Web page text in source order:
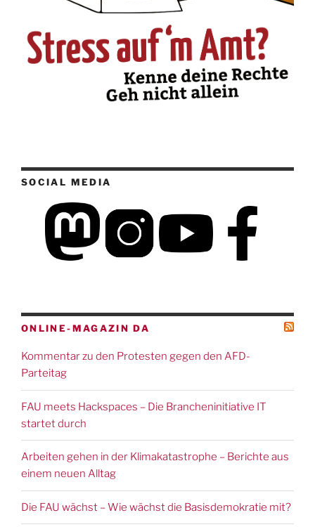
SOCIAL MEDIA
ONLINE-MAGAZIN DA
Kommentar zu den Protesten gegen den AFD-
Parteitag
FAU meets Hackspaces – Die Brancheninitiative IT
startet durch
Arbeiten gehen in der Klimakatastrophe – Berichte aus
einem neuen Alltag
Die FAU wächst – Wie wächst die Basisdemokratie mit?